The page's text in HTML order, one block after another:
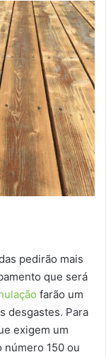
pedirão mais
que será
farão um
desgastes. Para
exigem um
número 150 ou